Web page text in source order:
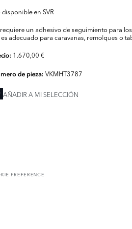
disponible en SVR
requiere un adhesivo de seguimiento para
adecuado para caravanas, remolques o
1.670,00 €
de pieza:VKMHT3787
AÑADIR A MI SELECCIÓN
PREFERENCE